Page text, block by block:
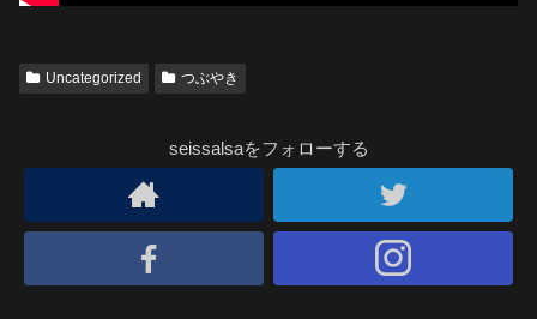
Uncategorized つぶやき
seissalsaをフォローする